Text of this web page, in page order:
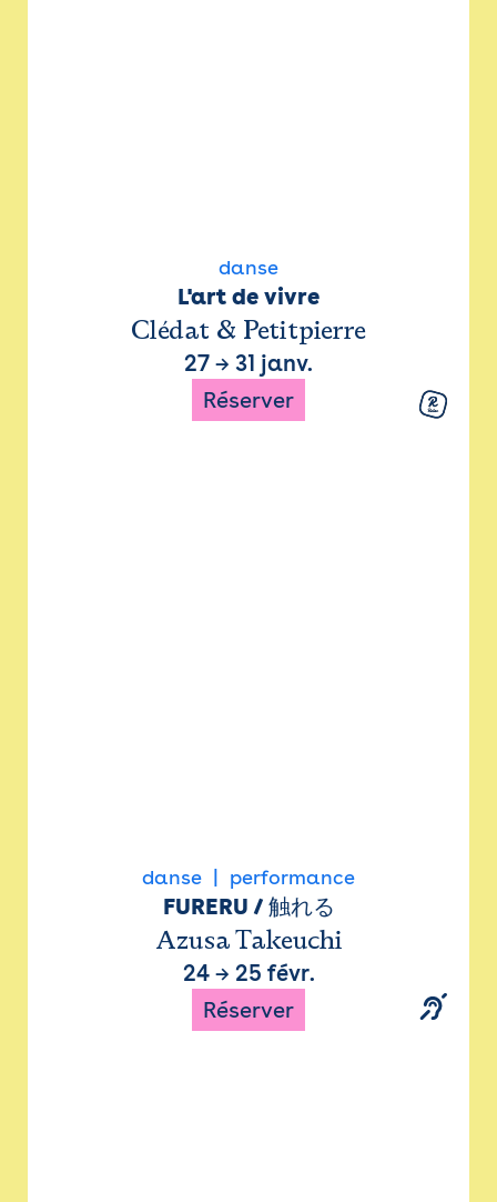
danse
L'art de vivre
Clédat & Petitpierre
27 → 31 janv.
Réserver
danse performance
FURERU / 触れる
Azusa Takeuchi
24→ 25 févr.
Réserver